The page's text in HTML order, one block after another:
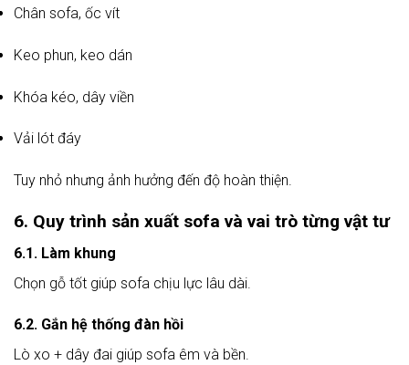
Chân sofa, ốc vít
Keo phun, keo dán
Khóa kéo, dây viền
Vải lót đáy
Tuy nhỏ nhưng ảnh hưởng đến độ hoàn thiện.
6. Quy trình sản xuất sofa và vai trò từng vật tư
6.1. Làm khung
Chọn gỗ tốt giúp sofa chịu lực lâu dài.
6.2. Gắn hệ thống đàn hồi
Lò xo + dây đai giúp sofa êm và bền.